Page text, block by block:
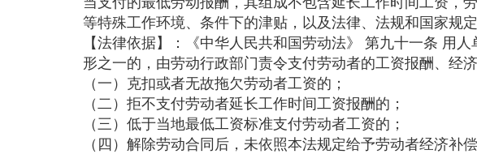
等特殊工作环境、条件下的津贴，以及法律、法规和国家规
【法律依据】：《中华人民共和国劳动法》 第九十一条 用
形之一的，由劳动行政部门责令支付劳动者的工资报酬、经
（一）克扣或者无故拖欠劳动者工资的；
（二）拒不支付劳动者延长工作时间工资报酬的；
（三）低于当地最低工资标准支付劳动者工资的；
（四）解除劳动合同后，未依照本法规定给予劳动者经济补偿